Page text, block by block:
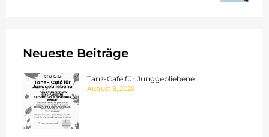
Neueste Beiträge
Tanz-Cafe für Junggebliebene
August 8, 2026